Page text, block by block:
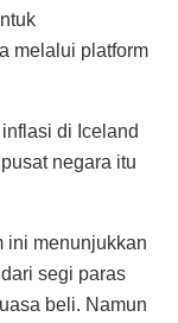
melalui platform
di Iceland
negara itu
ini menunjukkan
segi paras
beli. Namun